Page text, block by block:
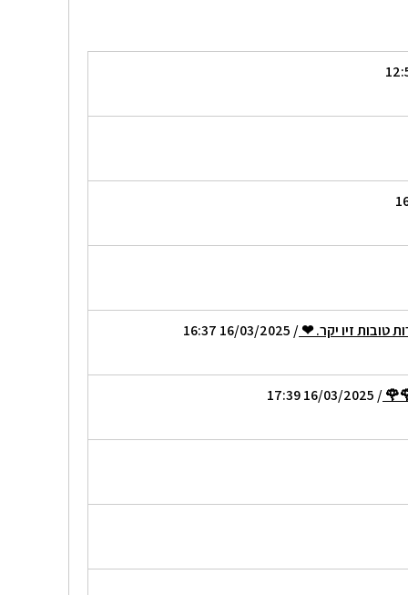
טובות זיו יקר. ❤/ 16/03/2025 16:37
/ 16/03/2025 17:39